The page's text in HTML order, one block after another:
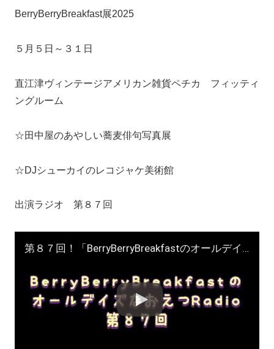
BerryBerryBreakfast展2025
５月５日～３１日
直江津ヴィンテージアメリカン雑貨ペチカ フィッティ
ングルーム
☆田中屋のあやしい蕎麦俳句写真展
☆DJシューカイのレコジャケ美術館
出演ラジオ 第８７回
第８７回！「BerryBerryBreakfastのオールデイズ直江津Radio」ヨーグルト田中＆DJシューカイ